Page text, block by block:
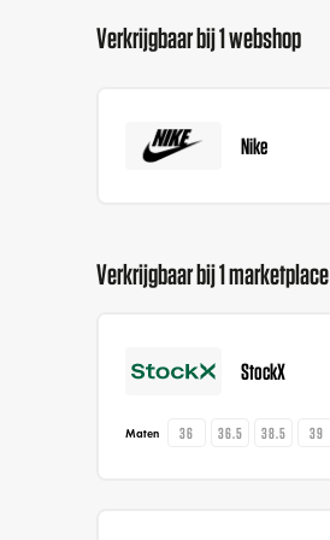
Verkrijgbaar bij 1 webshop
Nike
Verkrijgbaar bij 1 marketplace
StockX
Maten 36 36.5 38.5 39